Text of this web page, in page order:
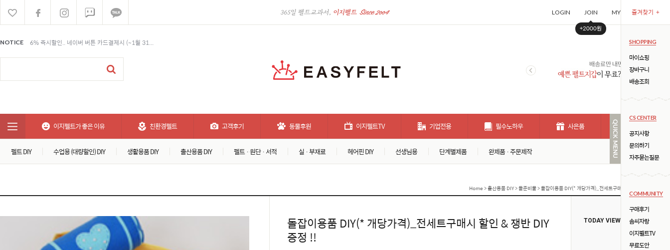
즐겨찾기 +
SHOPPING
마이쇼핑
장바구니
배송조회
CS CENTER
공지사항
문의하기
자주묻는질문
COMMUNITY
구매후기
솜씨자랑
이지펠트TV
무료도안
LOGIN JOIN
+2000원
MYPAGE CART (
NOTICE
6% 즉시할인.. 네이버 버튼 카드결제시 (~1월 31...
이지펠트가 좋은 이유 친환경펠트 고객후기 동물후원 이지펠트TV 기업전용 필수노하우 사은품
펠트 DIY 수업용 (대량할인) DIY 생활용품 DIY 출산용품 DIY 펠트 · 원단 · 서적 실 · 부재료 헤어핀 DIY 선생님용 단계별제품 완제품 · 주문제작
Home>출산용품 DIY>돌준비물> 돌잡이용품 DIY(* 개당가격)_전세트구매시 할인 & 쟁반 DIY 증
돌잡이용품 DIY(* 개당가격)_전세트구매시 할인 & 쟁반 DIY
증정 !!
TODAY VIEW